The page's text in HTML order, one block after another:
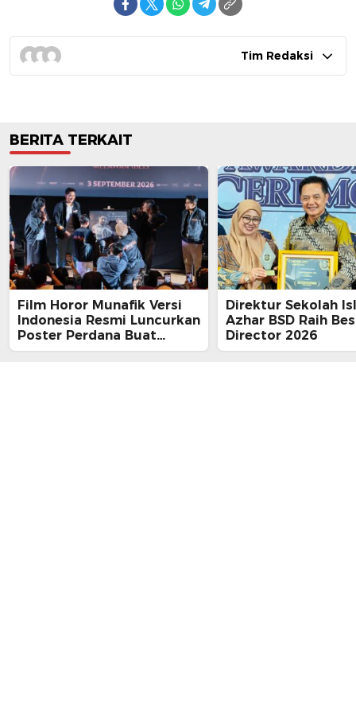
Tim Redaksi
BERITA TERKAIT
Film Horor Munafik Versi
Indonesia Resmi Luncurkan
Poster Perdana Buat
Kesan Spiritual Religi
Direktur Sekolah
Azhar BSD Raih
Director 2026